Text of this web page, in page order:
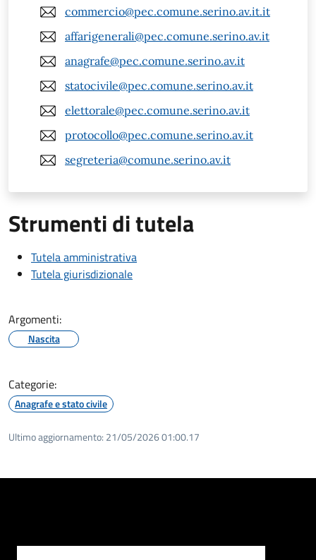
commercio@pec.comune.serino.av.it.it
affarigenerali@pec.comune.serino.av.it
anagrafe@pec.comune.serino.av.it
statocivile@pec.comune.serino.av.it
elettorale@pec.comune.serino.av.it
protocollo@pec.comune.serino.av.it
segreteria@comune.serino.av.it
Strumenti di tutela
Tutela amministrativa
Tutela giurisdizionale
Argomenti:
Nascita
Categorie:
Anagrafe e stato civile
Ultimo aggiornamento: 21/05/2026 01:00.17